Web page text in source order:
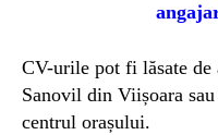
CV-urile pot fi lăsate de
Sanovil din Viișoara
centrul orașului.